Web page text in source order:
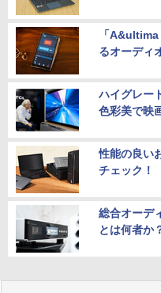
「
るオーディ
ハイグレー
色彩美で映
性能の良い
チェック！
総合オーデ
とは何者か